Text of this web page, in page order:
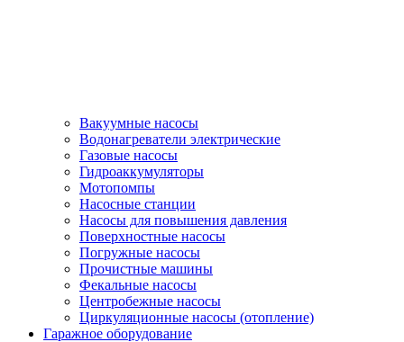
Вакуумные насосы
Водонагреватели электрические
Газовые насосы
Гидроаккумуляторы
Мотопомпы
Насосные станции
Насосы для повышения давления
Поверхностные насосы
Погружные насосы
Прочистные машины
Фекальные насосы
Центробежные насосы
Циркуляционные насосы (отопление)
Гаражное оборудование